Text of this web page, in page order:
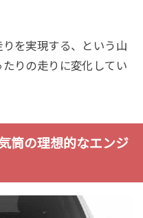
を実現する、という山
りの走りに変化してい
筒の理想的なエンジ